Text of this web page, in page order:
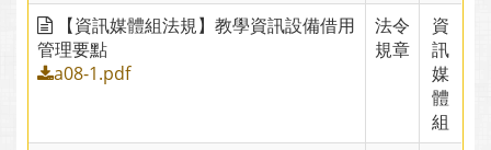
【資訊媒體組法規】教學資訊設備借用
管理要點
a08-1.pdf
法令
規章
資
訊
媒
體
組